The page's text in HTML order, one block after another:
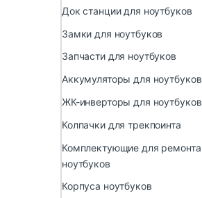
Док станции для ноутбуков
Замки для ноутбуков
Запчасти для ноутбуков
Аккумуляторы для ноутбуков
ЖК-инверторы для ноутбуков
Колпачки для трекпоинта
Комплектующие для ремонта
ноутбуков
Корпуса ноутбуков